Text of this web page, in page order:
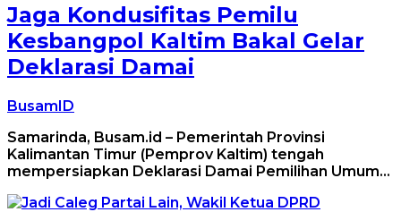
Jaga Kondusifitas Pemilu
Kesbangpol Kaltim Bakal Gelar
Deklarasi Damai
BusamID
Samarinda, Busam.id – Pemerintah Provinsi
Kalimantan Timur (Pemprov Kaltim) tengah
mempersiapkan Deklarasi Damai Pemilihan Umum…